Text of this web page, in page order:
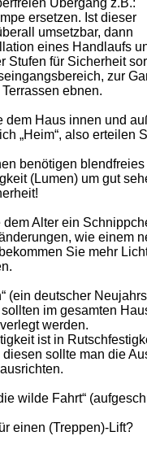
Übergang z.B.:
ersetzen. Ist dieser
umsetzbar, dann
eines Handlaufs
Stufen für Sicherheit
zur
ebnen.
dem Haus innen und
„Heim“, also erteilen
benötigen
(Lumen) um gut
dem Alter ein
wie einem
Sie mehr
(ein deutscher
im gesamten
werden.
ist in
sollte man die
wilde Fahrt“
einen (Treppen)-Lift?